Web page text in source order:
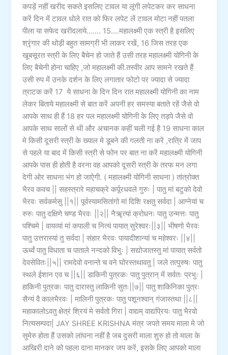
कपड़ें नहीं खरीद सकते इसलिए टावल या लूंगी लपेटकर कर साधना
करें दिन में टावल धोले रात को फिर लपेट लें टावल मोटा नहीं पतला
पीला या सफेद खरीदलाये……. 15….महालक्ष्मी एक स्त्री है इसलिए
श्रृंगार की थोड़ी बहुत सामग्री भी लाकर रखें, 16 जिस तरह एक
खूबसूरत स्त्री के लिए बैचेन हो जाते हैं उसी तरह महालक्ष्मी योगिनी के
लिए बैचेनी होना चाहिए ,जो महालक्ष्मी की.तस्वीर आप सामने रखते हैं
उसी रुप में उनके दर्शन के लिए लगातार फोटो पर ज्यादा से ज्यादा
त्राटक करें 17 ये साधना के दिन दिन रात महालक्ष्मी योगिनी का नाम
लेकर बिताये महालक्ष्मी से बात करें अपनी हर समस्या बताते रहें जैसे वो
आपके साथ ही हैं 18 हर पल महालक्ष्मी योगिनी के लिए तड़पे जैसे वो
आपके साथ सालों से थी और अचानक कहीं चली गई है 19 साधना काल
मे किसी दूसरी स्त्री के ख्याल मे डूबने की गलती ना करें ,रात्रि में जाप
से पहले या बाद में किसी स्त्री से फोन पर बात ना करें महालक्ष्मी योगिनी
आपके पास ही होती है वरना वह आपको दूसरी स्त्री के तरफ मन लगा
देगी ओर साधना भंग हो जाऐगी. ( महालक्ष्मी योगिनी साधना ) तांत्रोक्त
भैरव कवच || सहस्त्रारे महाचक्रे कर्पूरधवले गुरुः | पातु मां बटुको देवो
भैरवः सर्वकर्मसु ||१|| पूर्वस्यामसितांगो मां दिशि रक्षतु सर्वदा | आग्नेयां च
रुरुः पातु दक्षिणे चण्ड भैरवः ||२|| नैॠत्यां क्रोधनः पातु उन्मत्तः पातु
पश्चिमे | वायव्यां मां कपाली च नित्यं पायात् सुरेश्वरः||३|| भीषणो भैरवः
पातु उत्तरास्यां तु सर्वदा | संहार भैरवः पायादीशान्यां च महेश्वरः ||४||
ऊर्ध्वं पातु विधाता च पाताले नन्दको विभुः | सद्योजातस्तु मां पायात् सर्वतो
देवसेवितः||५|| रामदेवो वनान्ते च वने घोरस्तथावतु | जले तत्पुरुषः पातु
स्थले ईशान एव च ||६|| डाकिनी पुत्रकः पातु पुत्रान् में सर्वतः प्रभुः |
हाकिनी पुत्रकः पातु दारास्तु लाकिनी सुतः||७|| पातु शाकिनिका पुत्रः
सैन्यं वै कालभैरवः | मालिनी पुत्रकः पातु पशूनश्वान् गंजास्तथा ||८||
महाकालोऽवतु क्षेत्रं श्रियं मे सर्वतो गिरा | वाद्यम् वाद्यप्रियः पातु भैरवो
नित्यसम्पदा| JAY SHREE KRISHNA मंत्र जपते समय माला मे जो
सुमेरु होता हैं उसको लांघना नहीं है जब दुसरी माला शुरु हो तो माला के
आखिरी दाने को पहला दाना मानकर जप करें, इसके लिए आपको माला